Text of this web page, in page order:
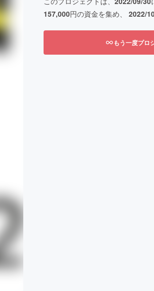
157,000円の資金を集め、 2022/
もう一度プロ